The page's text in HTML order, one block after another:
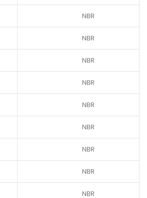
NBR
NBR
NBR
NBR
NBR
NBR
NBR
NBR
NBR